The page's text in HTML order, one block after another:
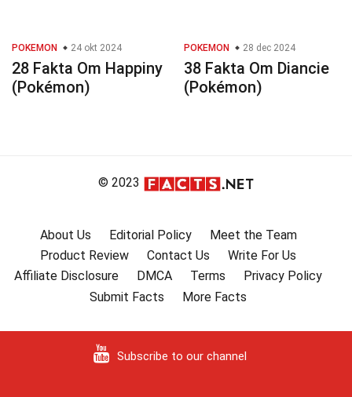
POKEMON 24 okt 2024
28 Fakta Om Happiny
(Pokémon)
POKEMON 28 dec 2024
38 Fakta Om Diancie
(Pokémon)
© 2023
About Us Editorial Policy
Meet the Team
Product Review
Contact Us
Write For Us
Affiliate Disclosure
DMCA Terms
Privacy Policy
Submit Facts
More Facts
Subscribe to our channel